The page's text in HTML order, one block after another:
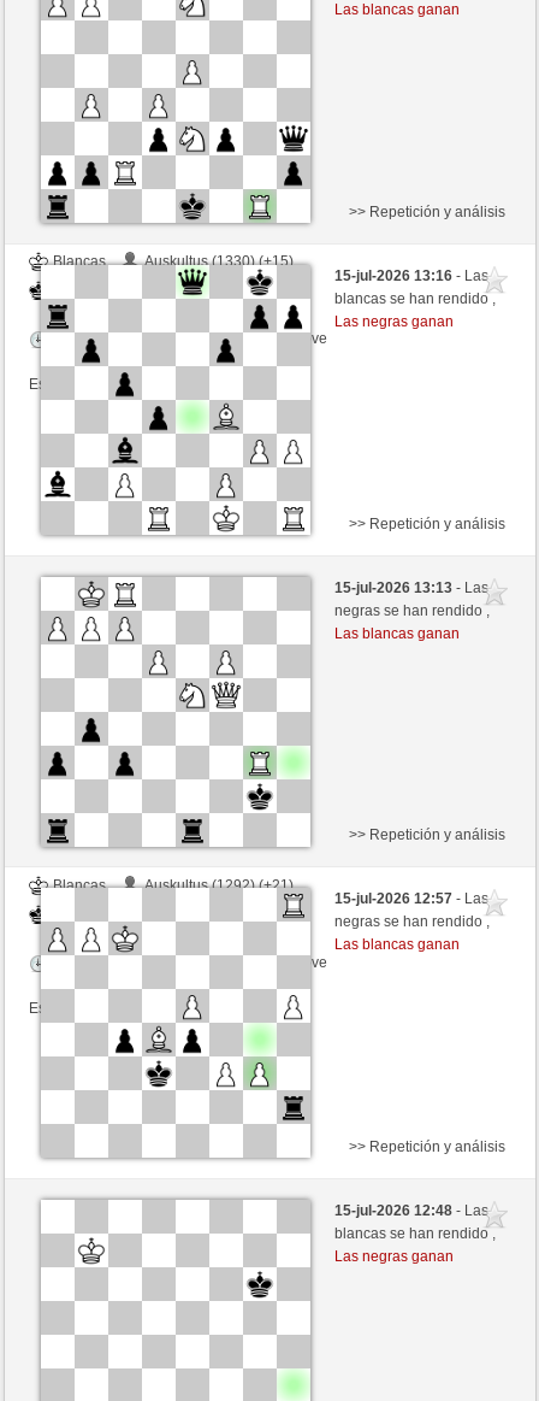
Esta partida es por puntos
Las blancas ganan
Blancas
Auskultus (1330) (+15)
liko71 (1312) (-15)
Tiempo: 3 minutes/side + 0 seconds/move
Esta partida es por puntos
>> Repetición y análisis
15-jul-2026 13:16- Las
blancas se han rendido ,
Las negras ganan
Negras
Auskultus (1313) (+17)
Blancas
Tiempo: 3 minutes/side + 0 seconds/move
Esta partida es por puntos
>> Repetición y análisis
15-jul-2026 13:13- Las
negras se han rendido ,
Las blancas ganan
Blancas
Auskultus (1292) (+21)
Tiempo: 3 minutes/side + 0 seconds/move
Esta partida es por puntos
>> Repetición y análisis
15-jul-2026 12:57- Las
negras se han rendido ,
Las blancas ganan
Blancas
MrIncolloy (1488) (+10)
Tiempo: 5 minutes/side + 0 seconds/move
>> Repetición y análisis
15-jul-2026 12:48- Las
blancas se han rendido ,
Las negras ganan